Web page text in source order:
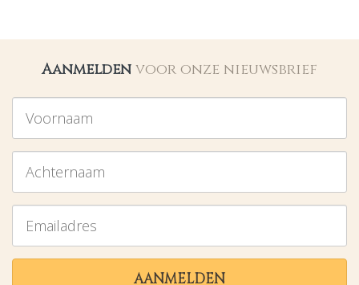
Aanmelden voor onze nieuwsbrief
AANMELDEN